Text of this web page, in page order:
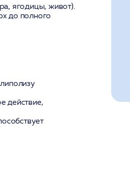
ягодицы, живот).
до полного
действие,